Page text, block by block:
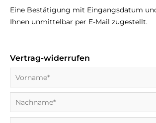
Eine Bestätigung mit Eingangsdatum
Ihnen unmittelbar per E-Mail zugestellt.
Vertrag-widerrufen